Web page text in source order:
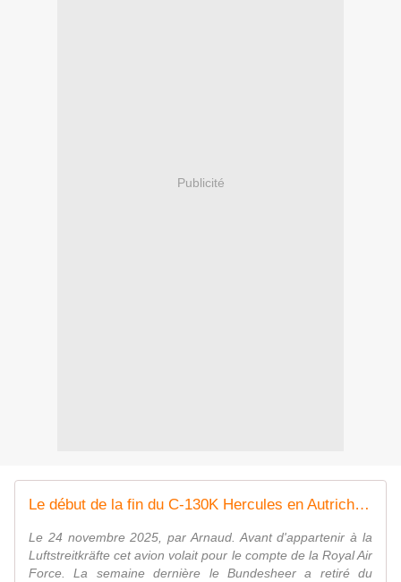
Publicité
Le début de la fin du C-130K Hercules en Autriche. - avionslegendaires.net
Le 24 novembre 2025, par Arnaud. Avant d'appartenir à la
Luftstreitkräfte cet avion volait pour le compte de la Royal Air
Force. La semaine dernière le Bundesheer a retiré du